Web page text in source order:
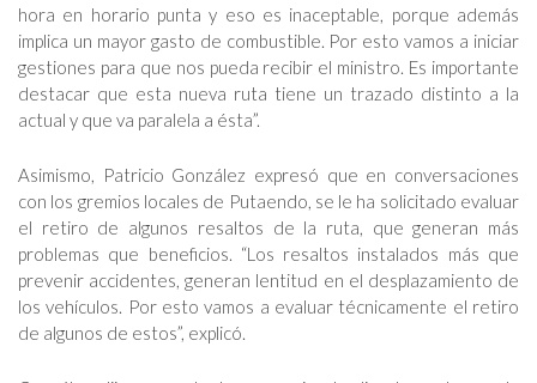
hora en horario punta y eso es inaceptable, porque además
implica un mayor gasto de combustible. Por esto vamos a iniciar
gestiones para que nos pueda recibir el ministro. Es importante
destacar que esta nueva ruta tiene un trazado distinto a la
actual y que va paralela a ésta”.
Asimismo, Patricio González expresó que en conversaciones
con los gremios locales de Putaendo, se le ha solicitado evaluar
el retiro de algunos resaltos de la ruta, que generan más
problemas que beneficios. “Los resaltos instalados más que
prevenir accidentes, generan lentitud en el desplazamiento de
los vehículos. Por esto vamos a evaluar técnicamente el retiro
de algunos de estos”, explicó.